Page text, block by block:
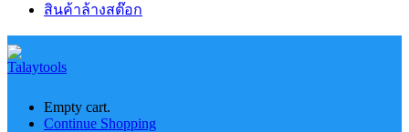
สินค้าล้างสต๊อก
Empty cart.
Continue Shopping